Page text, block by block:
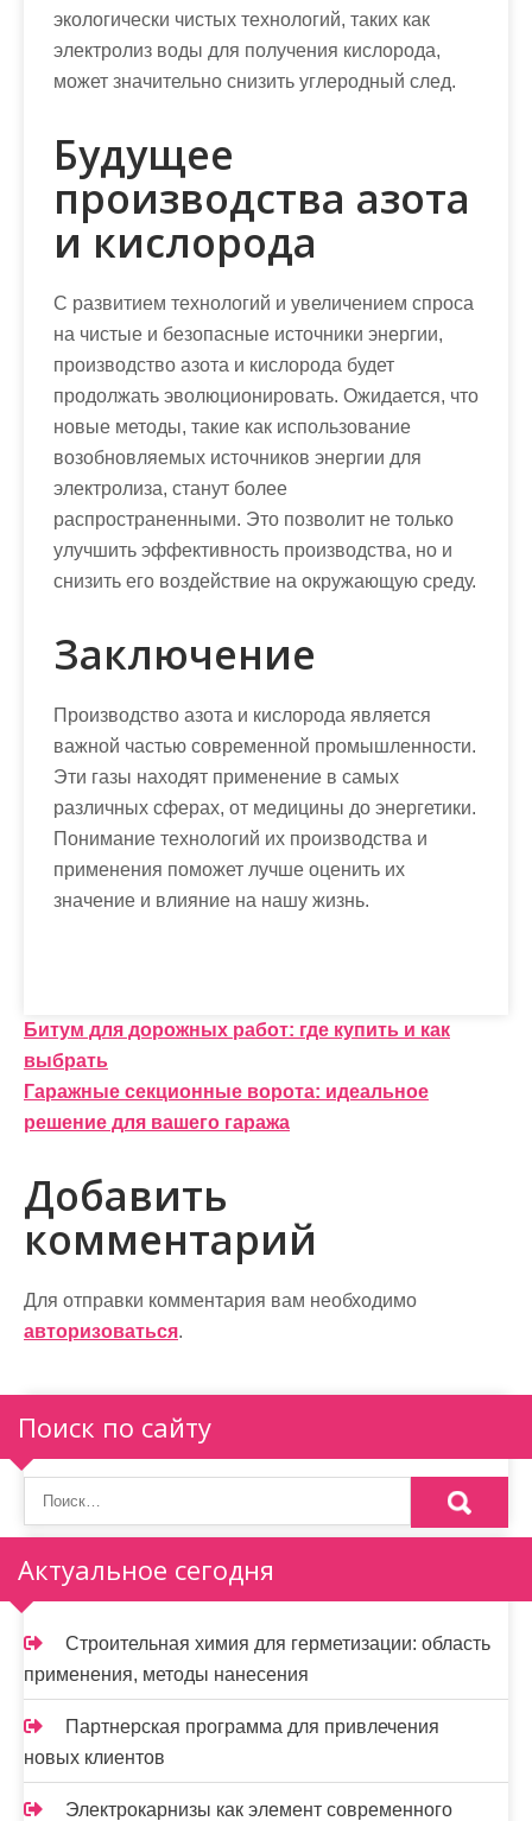
экологически чистых технологий, таких как
электролиз воды для получения кислорода,
может значительно снизить углеродный след.
Будущее
производства азота
и кислорода
С развитием технологий и увеличением спроса
на чистые и безопасные источники энергии,
производство азота и кислорода будет
продолжать эволюционировать. Ожидается, что
новые методы, такие как использование
возобновляемых источников энергии для
электролиза, станут более
распространенными. Это позволит не только
улучшить эффективность производства, но и
снизить его воздействие на окружающую среду.
Заключение
Производство азота и кислорода является
важной частью современной промышленности.
Эти газы находят применение в самых
различных сферах, от медицины до энергетики.
Понимание технологий их производства и
применения поможет лучше оценить их
значение и влияние на нашу жизнь.
Н
а
в
и
г
а
ц
и
я
п
о
з
а
п
и
с
я
м
Битум для дорожных работ: где купить и как
выбрать
Гаражные секционные ворота: идеальное
решение для вашего гаража
Добавить
комментарий
Для отправки комментария вам необходимо
авторизоваться.
Поиск по сайту
Актуальное сегодня
Строительная химия для герметизации: область
применения, методы нанесения
Партнерская программа для привлечения
новых клиентов
Электрокарнизы как элемент современного